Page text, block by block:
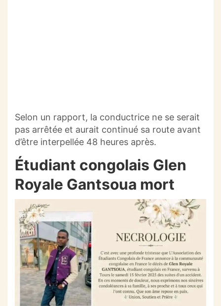
Selon un rapport, la conductrice ne se serait
pas arrêtée et aurait continué sa route avant
d’être interpellée 48 heures après.
Étudiant congolais Glen
Royale Gantsoua mort